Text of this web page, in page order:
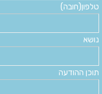
טלפון(חובה)
נושא
תוכן ההודעה